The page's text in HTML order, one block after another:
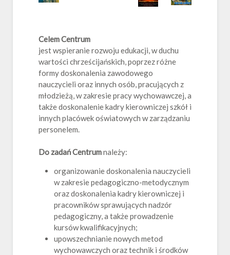
Celem Centrum
jest wspieranie rozwoju edukacji, w duchu
wartości chrześcijańskich, poprzez różne
formy doskonalenia zawodowego
nauczycieli oraz innych osób, pracujących z
młodzieżą, w zakresie pracy wychowawczej, a
także doskonalenie kadry kierowniczej szkół i
innych placówek oświatowych w zarządzaniu
personelem.
Do zadań Centrumnależy:
organizowanie doskonalenia nauczycieli
w zakresie pedagogiczno-metodycznym
oraz doskonalenia kadry kierowniczej i
pracowników sprawujących nadzór
pedagogiczny, a także prowadzenie
kursów kwalifikacyjnych;
upowszechnianie nowych metod
wychowawczych oraz technik i środków